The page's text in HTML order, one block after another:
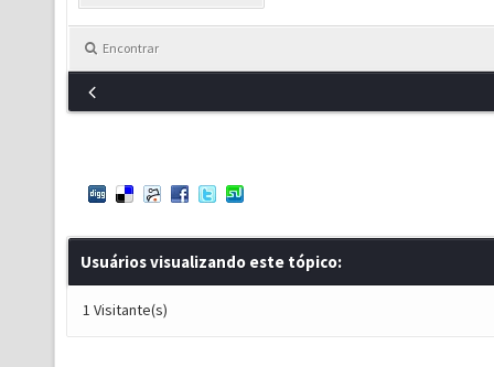
Encontrar
Usuários visualizando este tópico:
1 Visitante(s)